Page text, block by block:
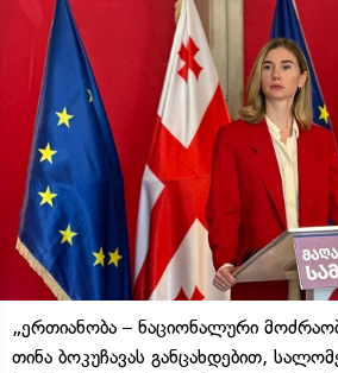
„ერთიანობა – ნაციონალური
თინა ბოკუჩავას განცახდებით,